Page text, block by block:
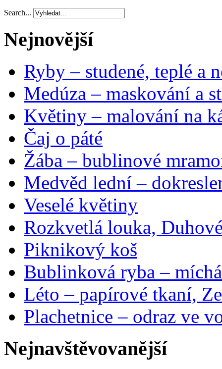
Search...
Nejnovější
Ryby – studené, teplé a
Medúza – maskování a
Květiny – malování na
Čaj o páté
Žába – bublinové
Medvěd lední –
Veselé květiny
Rozkvetlá louka,
Piknikový koš
Bublinková ryba –
Léto – papírové tkaní,
Plachetnice – odraz ve
Nejnavštěvovanější